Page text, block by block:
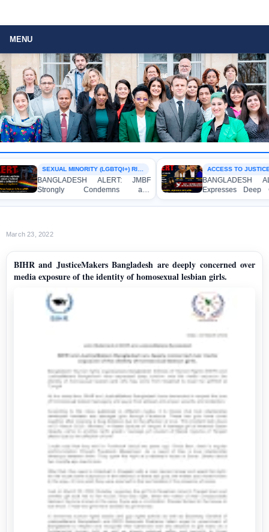
MENU
SEXUAL MINORITY (LGBTQI+) RIGHTS
BANGLADESH ALERT: JMBF
Strongly Condemns and
Expresses Deep Concern over the
Detention of Two Individuals on
ACCESS TO JUSTICE
BANGLADESH
Expresses Deep
Strong
Indictment of
March 23, 2022
BIHR and JusticeMakers Bangladesh are deeply concerned over
media exposure of the identity of homosexual lesbian girls.